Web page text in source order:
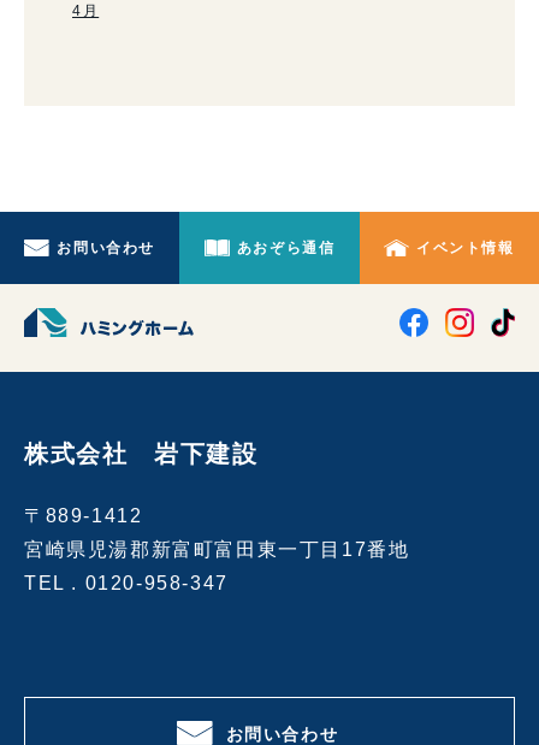
4月
お問い合わせ あおぞら通信 イベント情報
株式会社 岩下建設
〒889-1412
宮崎県児湯郡新富町富田東一丁目17番地
TEL . 0120-958-347
お問い合わせ